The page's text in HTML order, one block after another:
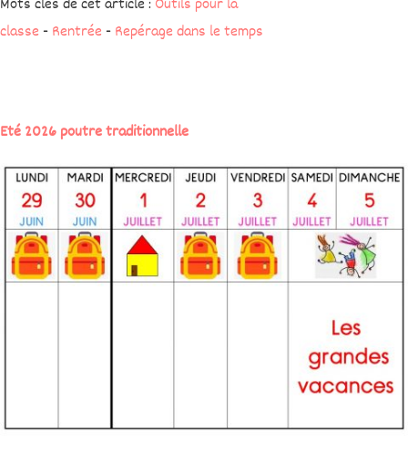
Mots clés de cet article : Outils pour la
classe - Rentrée - Repérage dans le temps
Eté 2026 poutre traditionnelle